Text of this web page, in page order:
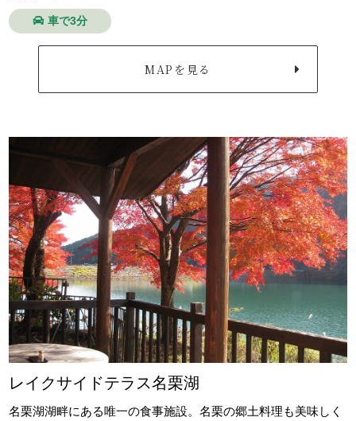
車で3分
MAPを見る
レイクサイドテラス名栗湖
名栗湖湖畔にある唯一の食事施設。名栗の郷土料理も美味しく